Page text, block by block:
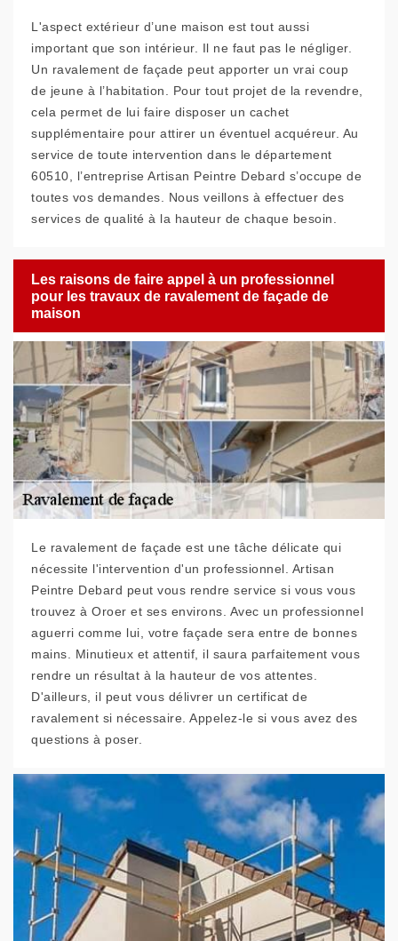
L'aspect extérieur d’une maison est tout aussi
important que son intérieur. Il ne faut pas le négliger.
Un ravalement de façade peut apporter un vrai coup
de jeune à l’habitation. Pour tout projet de la revendre,
cela permet de lui faire disposer un cachet
supplémentaire pour attirer un éventuel acquéreur. Au
service de toute intervention dans le département
60510, l’entreprise Artisan Peintre Debard s’occupe de
toutes vos demandes. Nous veillons à effectuer des
services de qualité à la hauteur de chaque besoin.
Les raisons de faire appel à un professionnel
pour les travaux de ravalement de façade de
maison
Le ravalement de façade est une tâche délicate qui
nécessite l'intervention d'un professionnel. Artisan
Peintre Debard peut vous rendre service si vous vous
trouvez à Oroer et ses environs. Avec un professionnel
aguerri comme lui, votre façade sera entre de bonnes
mains. Minutieux et attentif, il saura parfaitement vous
rendre un résultat à la hauteur de vos attentes.
D'ailleurs, il peut vous délivrer un certificat de
ravalement si nécessaire. Appelez-le si vous avez des
questions à poser.